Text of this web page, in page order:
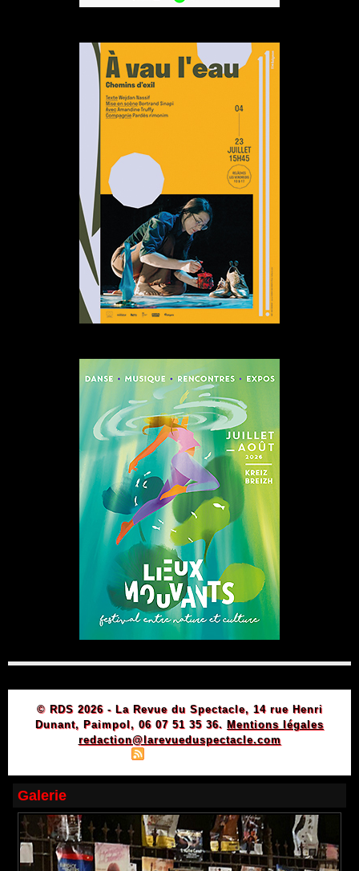
© RDS 2026 - La Revue du Spectacle, 14 rue Henri
Dunant, Paimpol, 06 07 51 35 36. Mentions légales
redaction@larevueduspectacle.com
Galerie